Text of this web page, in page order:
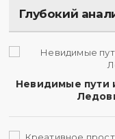
Глубокий
Невидимые пути